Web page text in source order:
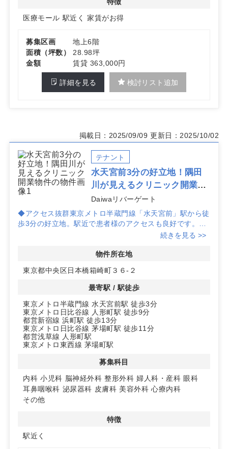
医療モール 駅近く 家賃がお得
募集区画
地上6階
面積（坪数）
28.98坪
金額
賃貸 363,000円
詳細を見る 検討リスト追加
掲載日：2025/09/09 更新日：2025/10/02
テナント
水天宮前3分の好立地！隅田
川が見えるクリニック開業物
件
Daiwaリバーゲート
◆アクセス抜群東京メトロ半蔵門線「水天宮前」駅から徒
歩3分の好立地。駅近で患者様のアクセスも良好です。
ックスできる環境で、患者様にも好印象を与えます。
◆開業に最適Daiwaリバーゲート内に位置し、周辺には
様々な商業施設があり、患者様の集患力向上に寄与しま
詳細はお問い合わせください！
続きを見る >>
物件所在地
東京都中央区日本橋箱崎町３６-２
最寄駅 / 駅徒歩
東京メトロ半蔵門線 水天宮前駅 徒歩3分
東京メトロ日比谷線 人形町駅 徒歩9分
都営新宿線 浜町駅 徒歩13分
東京メトロ日比谷線 茅場町駅 徒歩11分
都営浅草線 人形町駅
東京メトロ東西線 茅場町駅
募集科目
内科 小児科 脳神経外科 整形外科 婦人科・産科 眼科
耳鼻咽喉科 泌尿器科 皮膚科 美容外科 心療内科
その他
特徴
駅近く